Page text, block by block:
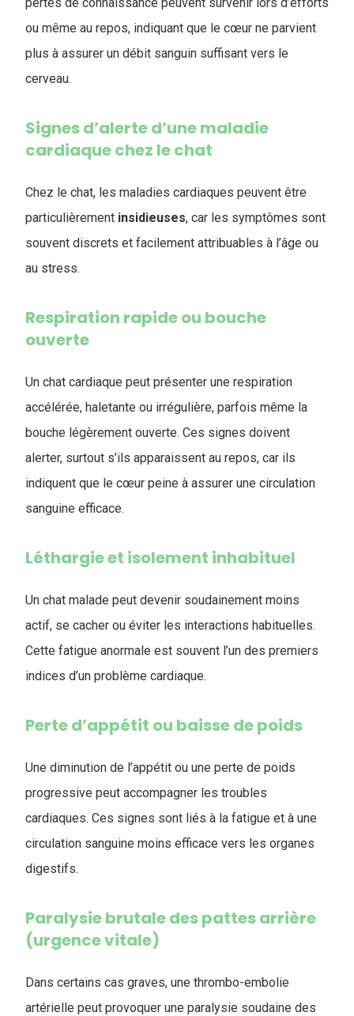
ou même au repos, indiquant que le cœur ne parvient
plus à assurer un débit sanguin suffisant vers le
cerveau.
Signes d’alerte d’une maladie
cardiaque chez le chat
Chez le chat, les maladies cardiaques peuvent être
particulièrement insidieuses, car les symptômes sont
souvent discrets et facilement attribuables à l’âge ou
au stress.
Respiration rapide ou bouche
ouverte
Un chat cardiaque peut présenter une respiration
accélérée, haletante ou irrégulière, parfois même la
bouche légèrement ouverte. Ces signes doivent
alerter, surtout s’ils apparaissent au repos, car ils
indiquent que le cœur peine à assurer une circulation
sanguine efficace.
Léthargie et isolement inhabituel
Un chat malade peut devenir soudainement moins
actif, se cacher ou éviter les interactions habituelles.
Cette fatigue anormale est souvent l’un des premiers
indices d’un problème cardiaque.
Perte d’appétit ou baisse de poids
Une diminution de l’appétit ou une perte de poids
progressive peut accompagner les troubles
cardiaques. Ces signes sont liés à la fatigue et à une
circulation sanguine moins efficace vers les organes
digestifs.
Paralysie brutale des pattes arrière
(urgence vitale)
Dans certains cas graves, une thrombo-embolie
artérielle peut provoquer une paralysie soudaine des